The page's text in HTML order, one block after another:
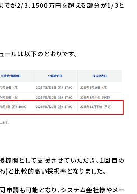
が2/3、1500万円を超える部分が1/3と
ールは以下のとおりです。
関として支援させていただき、１回目の
比較的高い採択率となりました。
申請も可能となり、システム会社様やメー